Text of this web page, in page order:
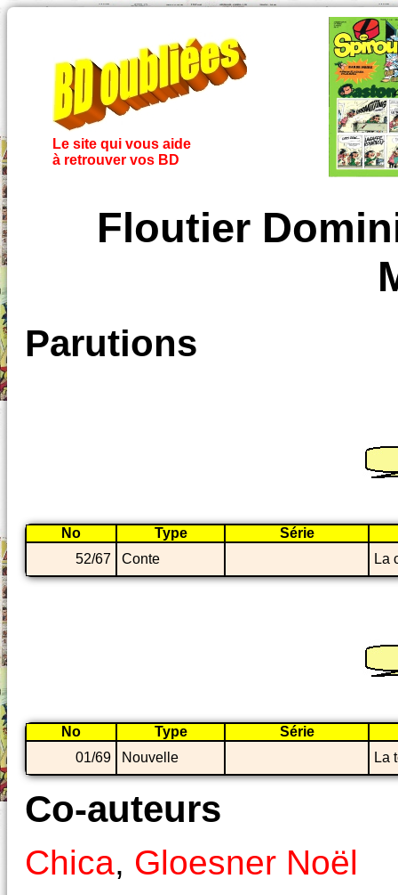
Le site qui vous aide
à retrouver vos BD
Floutier
Parutions
No Type
Série
52/67
Conte La
No Type
Série
01/69
Nouvelle La
Co-auteurs
Chica, Gloesner Noël